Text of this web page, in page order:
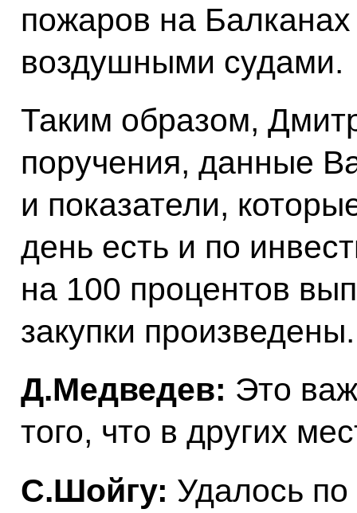
пожаров на
воздушными судами.
Таким образом,
поручения, данные
и показатели,
день есть и по
на 100 процентов
закупки произведены.
Д.Медведев: Это
того, что в других
С.Шойгу: Удалось